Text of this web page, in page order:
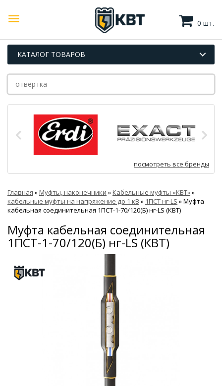
0 шт.
КАТАЛОГ ТОВАРОВ
посмотреть все бренды
Главная »Муфты, наконечники »Кабельные муфты «КВТ»»
кабельные муфты на напряжение до 1 кВ » 1ПСТ нг-LS »Муфта
кабельная соединительная 1ПСТ-1-70/120(Б) нг-LS (КВТ)
Муфта кабельная соединительная
1ПСТ-1-70/120(Б) нг-LS (КВТ)